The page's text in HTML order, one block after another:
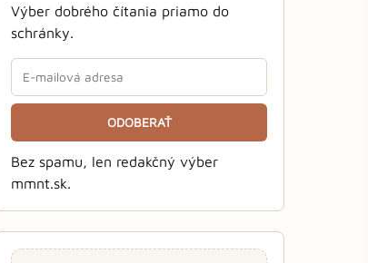
Výber dobrého čítania priamo do
schránky.
ODOBERAŤ
Bez spamu, len redakčný výber
mmnt.sk.